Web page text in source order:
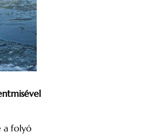
a folyó